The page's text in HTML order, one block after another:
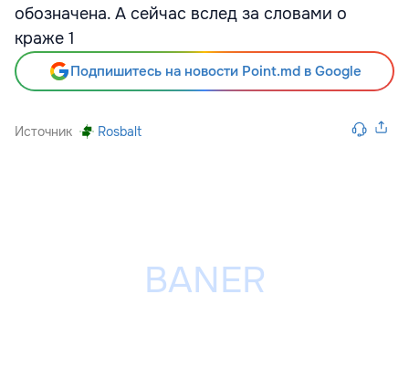
обозначена. А сейчас вслед за словами о
краже 1
Подпишитесь на новости Point.md в Google
Источник Rosbalt